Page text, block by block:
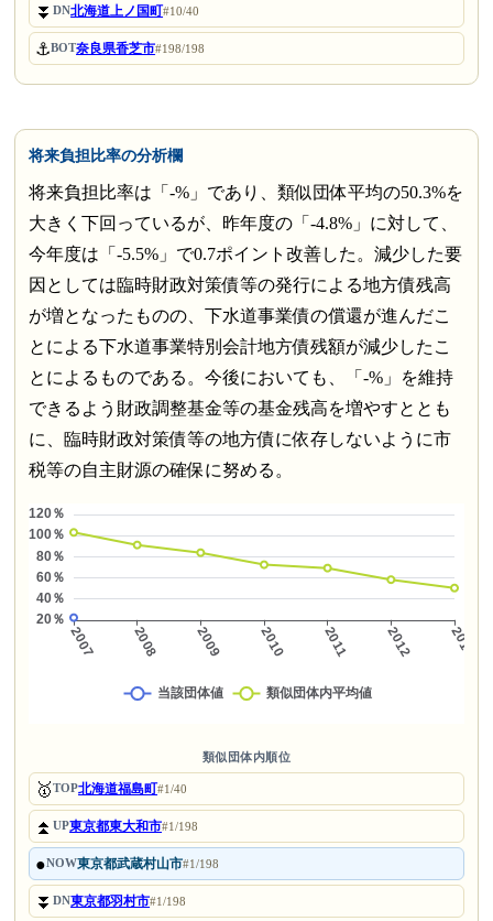
⏬DN北海道上ノ国町#10/40
⚓BOT奈良県香芝市#198/198
将来負担比率の分析欄
将来負担比率は「-%」であり、類似団体平均の50.3%を
大きく下回っているが、昨年度の「-4.8%」に対して、
今年度は「-5.5%」で0.7ポイント改善した。減少した要
因としては臨時財政対策債等の発行による地方債残高
が増となったものの、下水道事業債の償還が進んだこ
とによる下水道事業特別会計地方債残額が減少したこ
とによるものである。今後においても、「-%」を維持
できるよう財政調整基金等の基金残高を増やすととも
に、臨時財政対策債等の地方債に依存しないように市
税等の自主財源の確保に努める。
類似団体内順位
🥇TOP北海道福島町#1/40
⏫UP東京都東大和市#1/198
●NOW東京都武蔵村山市#1/198
⏬DN東京都羽村市#1/198